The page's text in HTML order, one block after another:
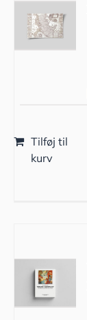
Tilføj til
kurv